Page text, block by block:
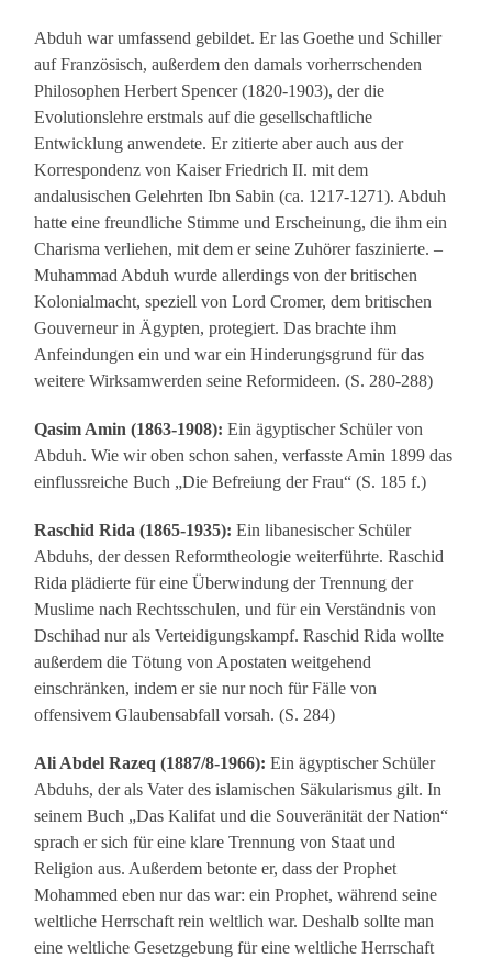
Abduh war umfassend gebildet. Er las Goethe und Schiller
auf Französisch, außerdem den damals vorherrschenden
Philosophen Herbert Spencer (1820-1903), der die
Evolutionslehre erstmals auf die gesellschaftliche
Entwicklung anwendete. Er zitierte aber auch aus der
Korrespondenz von Kaiser Friedrich II. mit dem
andalusischen Gelehrten Ibn Sabin (ca. 1217-1271). Abduh
hatte eine freundliche Stimme und Erscheinung, die ihm ein
Charisma verliehen, mit dem er seine Zuhörer faszinierte. –
Muhammad Abduh wurde allerdings von der britischen
Kolonialmacht, speziell von Lord Cromer, dem britischen
Gouverneur in Ägypten, protegiert. Das brachte ihm
Anfeindungen ein und war ein Hinderungsgrund für das
weitere Wirksamwerden seine Reformideen. (S. 280-288)
Qasim Amin (1863-1908): Ein ägyptischer Schüler von
Abduh. Wie wir oben schon sahen, verfasste Amin 1899 das
einflussreiche Buch „Die Befreiung der Frau“ (S. 185 f.)
Raschid Rida (1865-1935): Ein libanesischer Schüler
Abduhs, der dessen Reformtheologie weiterführte. Raschid
Rida plädierte für eine Überwindung der Trennung der
Muslime nach Rechtsschulen, und für ein Verständnis von
Dschihad nur als Verteidigungskampf. Raschid Rida wollte
außerdem die Tötung von Apostaten weitgehend
einschränken, indem er sie nur noch für Fälle von
offensivem Glaubensabfall vorsah. (S. 284)
Ali Abdel Razeq (1887/8-1966): Ein ägyptischer Schüler
Abduhs, der als Vater des islamischen Säkularismus gilt. In
seinem Buch „Das Kalifat und die Souveränität der Nation“
sprach er sich für eine klare Trennung von Staat und
Religion aus. Außerdem betonte er, dass der Prophet
Mohammed eben nur das war: ein Prophet, während seine
weltliche Herrschaft rein weltlich war. Deshalb sollte man
eine weltliche Gesetzgebung für eine weltliche Herrschaft